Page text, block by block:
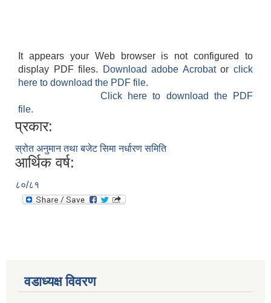
It appears your Web browser is not configured to
display PDF files.
Download adobe Acrobatorclick
here to download the PDF file.
Click here to download the PDF
file.
प्रकार:
स्रोत अनुमान तथा बजेट सिमा नर्धारण समिति
आर्थिक वर्ष:
८०/८१
वडाध्यक्ष विवरण